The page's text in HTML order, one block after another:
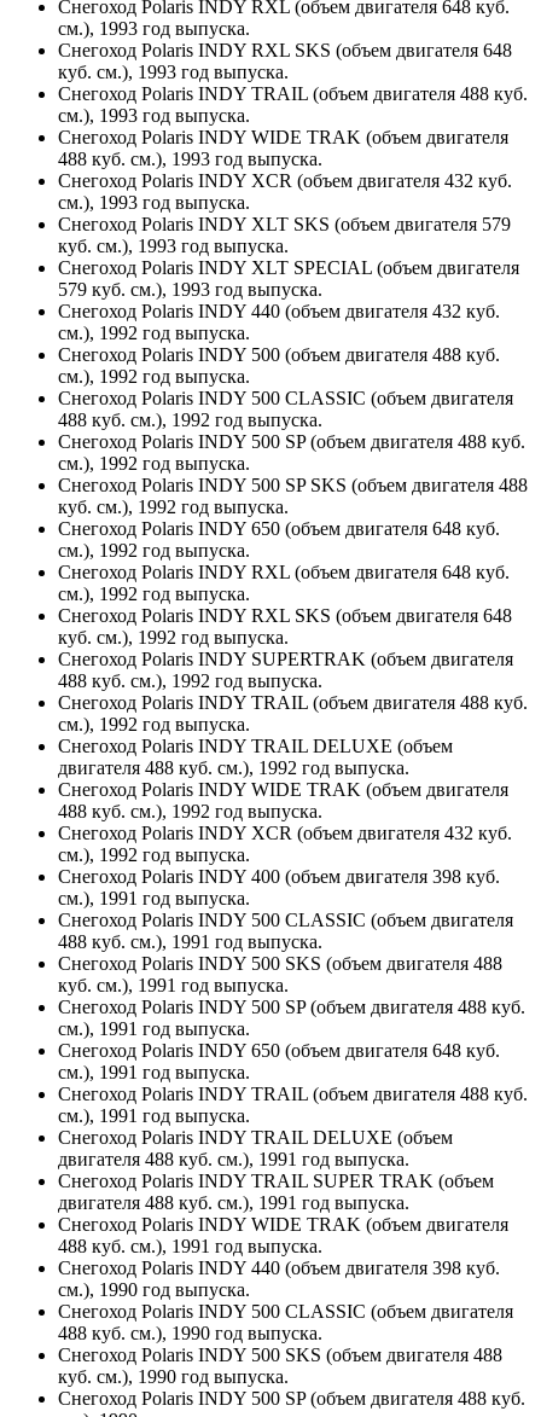
Снегоход Polaris INDY RXL (объем двигателя 648 куб.
см.), 1993 год выпуска.
Снегоход Polaris INDY RXL SKS (объем двигателя 648
куб. см.), 1993 год выпуска.
Снегоход Polaris INDY TRAIL (объем двигателя 488 куб.
см.), 1993 год выпуска.
Снегоход Polaris INDY WIDE TRAK (объем двигателя
488 куб. см.), 1993 год выпуска.
Снегоход Polaris INDY XCR (объем двигателя 432 куб.
см.), 1993 год выпуска.
Снегоход Polaris INDY XLT SKS (объем двигателя 579
куб. см.), 1993 год выпуска.
Снегоход Polaris INDY XLT SPECIAL (объем двигателя
579 куб. см.), 1993 год выпуска.
Снегоход Polaris INDY 440 (объем двигателя 432 куб.
см.), 1992 год выпуска.
Снегоход Polaris INDY 500 (объем двигателя 488 куб.
см.), 1992 год выпуска.
Снегоход Polaris INDY 500 CLASSIC (объем двигателя
488 куб. см.), 1992 год выпуска.
Снегоход Polaris INDY 500 SP (объем двигателя 488 куб.
см.), 1992 год выпуска.
Снегоход Polaris INDY 500 SP SKS (объем двигателя 488
куб. см.), 1992 год выпуска.
Снегоход Polaris INDY 650 (объем двигателя 648 куб.
см.), 1992 год выпуска.
Снегоход Polaris INDY RXL (объем двигателя 648 куб.
см.), 1992 год выпуска.
Снегоход Polaris INDY RXL SKS (объем двигателя 648
куб. см.), 1992 год выпуска.
Снегоход Polaris INDY SUPERTRAK (объем двигателя
488 куб. см.), 1992 год выпуска.
Снегоход Polaris INDY TRAIL (объем двигателя 488 куб.
см.), 1992 год выпуска.
Снегоход Polaris INDY TRAIL DELUXE (объем
двигателя 488 куб. см.), 1992 год выпуска.
Снегоход Polaris INDY WIDE TRAK (объем двигателя
488 куб. см.), 1992 год выпуска.
Снегоход Polaris INDY XCR (объем двигателя 432 куб.
см.), 1992 год выпуска.
Снегоход Polaris INDY 400 (объем двигателя 398 куб.
см.), 1991 год выпуска.
Снегоход Polaris INDY 500 CLASSIC (объем двигателя
488 куб. см.), 1991 год выпуска.
Снегоход Polaris INDY 500 SKS (объем двигателя 488
куб. см.), 1991 год выпуска.
Снегоход Polaris INDY 500 SP (объем двигателя 488 куб.
см.), 1991 год выпуска.
Снегоход Polaris INDY 650 (объем двигателя 648 куб.
см.), 1991 год выпуска.
Снегоход Polaris INDY TRAIL (объем двигателя 488 куб.
см.), 1991 год выпуска.
Снегоход Polaris INDY TRAIL DELUXE (объем
двигателя 488 куб. см.), 1991 год выпуска.
Снегоход Polaris INDY TRAIL SUPER TRAK (объем
двигателя 488 куб. см.), 1991 год выпуска.
Снегоход Polaris INDY WIDE TRAK (объем двигателя
488 куб. см.), 1991 год выпуска.
Снегоход Polaris INDY 440 (объем двигателя 398 куб.
см.), 1990 год выпуска.
Снегоход Polaris INDY 500 CLASSIC (объем двигателя
488 куб. см.), 1990 год выпуска.
Снегоход Polaris INDY 500 SKS (объем двигателя 488
куб. см.), 1990 год выпуска.
Снегоход Polaris INDY 500 SP (объем двигателя 488 куб.